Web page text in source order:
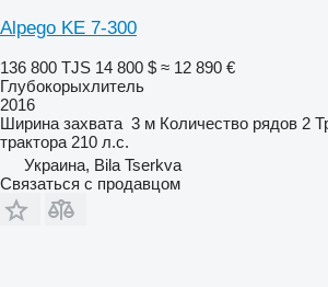
Alpego KE 7-300
136 800 TJS 14 800 $ ≈ 12 890 €
Глубокорыхлитель
2016
Ширина захвата 3 м Количество рядов 2
трактора 210 л.с.
Украина, Bila Tserkva
Связаться с продавцом